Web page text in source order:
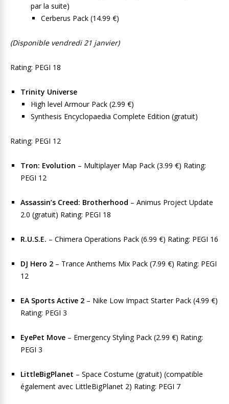
par la suite)
Cerberus Pack (14.99 €)
(Disponible vendredi 21 janvier)
Rating: PEGI 18
Trinity Universe
High level Armour Pack (2.99 €)
Synthesis Encyclopaedia Complete Edition (gratuit)
Rating: PEGI 12
Tron: Evolution – Multiplayer Map Pack (3.99 €) Rating:
PEGI 12
Assassin’s Creed: Brotherhood – Animus Project Update
2.0 (gratuit) Rating: PEGI 18
R.U.S.E. – Chimera Operations Pack (6.99 €) Rating: PEGI 16
DJ Hero 2 – Trance Anthems Mix Pack (7.99 €) Rating: PEGI
12
EA Sports Active 2 – Nike Low Impact Starter Pack (4.99 €)
Rating: PEGI 3
EyePet Move – Emergency Styling Pack (2.99 €) Rating:
PEGI 3
LittleBigPlanet – Space Costume (gratuit) (compatible
également avec LittleBigPlanet 2) Rating: PEGI 7